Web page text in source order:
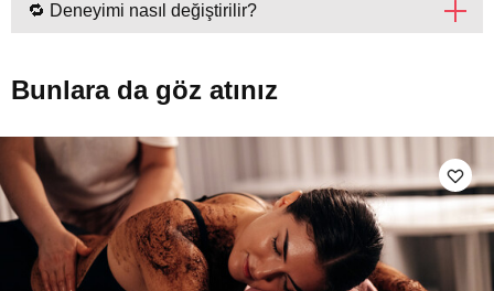
🔁 Deneyimi nasıl değiştirilir?
Bunlara da göz atınız